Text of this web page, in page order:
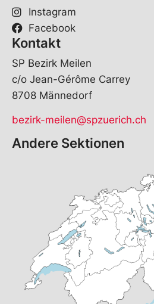
Instagram
Facebook
Kontakt
SP Bezirk Meilen
c/o Jean-Gérôme Carrey
8708 Männedorf
bezirk-meilen@spzuerich.ch
Andere Sektionen